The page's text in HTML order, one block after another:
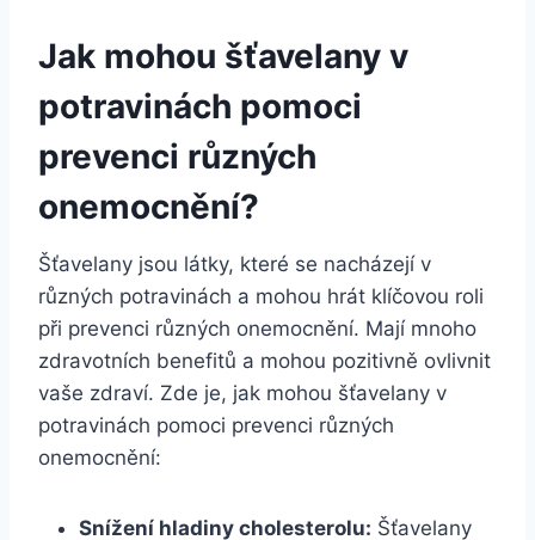
Jak mohou šťavelany v
potravinách pomoci
prevenci různých
onemocnění?
Šťavelany jsou látky, které se nacházejí v
různých potravinách a mohou hrát klíčovou roli
při prevenci různých onemocnění. Mají mnoho
zdravotních benefitů a mohou pozitivně ovlivnit
vaše zdraví. Zde je, jak mohou šťavelany v
potravinách pomoci prevenci různých
onemocnění:
Snížení hladiny cholesterolu: Šťavelany